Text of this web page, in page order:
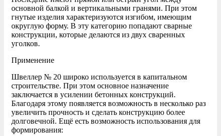
основной балкой и вертикальными гранями. При этом
гнутые изделия характеризуются изгибом, имеющим
округлую форму. В эту категорию попадают сварные
конструкции, которые делаются из двух сваренных
уголков.
Применение
Швеллер № 20 широко используется в капитальном
строительстве. При этом основное назначение
заключается в усилении бетонных конструкций.
Благодаря этому появляется возможность в несколько раз
увеличить прочность и сделать конструкцию более
долговечной. Ещё есть возможность использования для
формирования: